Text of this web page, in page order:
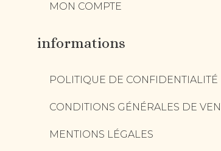
MON COMPTE
informations
POLITIQUE DE CONFIDENTIALITÉ
CONDITIONS GÉNÉRALES DE
MENTIONS LÉGALES